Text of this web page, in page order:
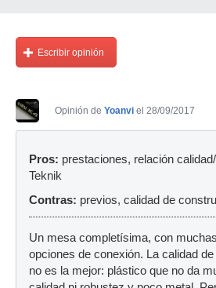
Escribir opinión
Opinión de Yoanvi el 28/09/2017
Pros: prestaciones, relación
Teknik
Contras: previos, calidad de
Un mesa completísima, con
opciones de conexión. La calidad
no es la mejor: plástico que no da